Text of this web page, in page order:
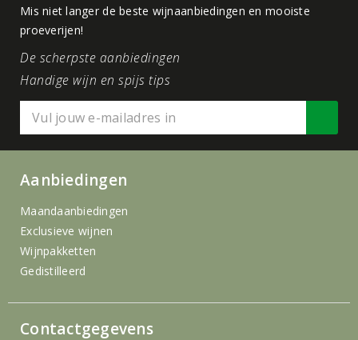
Mis niet langer de beste wijnaanbiedingen en mooiste
proeverijen!
De scherpste aanbiedingen
Handige wijn en spijs tips
Aanbiedingen
Maandaanbiedingen
Exclusieve wijnen
Wijnpakketten
Gedistilleerd
Contactgegevens